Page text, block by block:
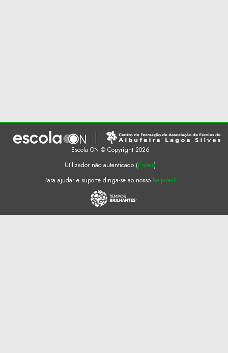
Escola ON © Copyright 2026
Utilizador não autenticado (Entrar)
Para ajudar e suporte diriga-se ao nosso helpdesk